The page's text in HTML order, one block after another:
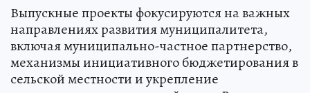
Выпускные проекты фокусируются на важных
направлениях развития муниципалитета,
включая муниципально-частное партнерство,
механизмы инициативного бюджетирования в
сельской местности и укрепление